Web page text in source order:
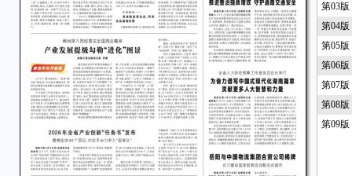
第03
第04版
第05
第06
第07版
第08版
第09